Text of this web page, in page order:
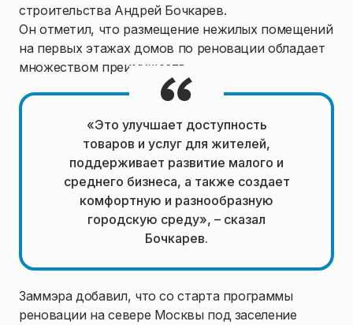
строительства Андрей Бочкарев.
Он отметил, что размещение нежилых помещений
на первых этажах домов по реновации обладает
множеством преимуществ.
«Это улучшает доступность
товаров и услуг для жителей,
поддерживает развитие малого и
среднего бизнеса, а также создает
комфортную и разнообразную
городскую среду», – сказал
Бочкарев.
Заммэра добавил, что со старта программы
реновации на севере Москвы под заселение